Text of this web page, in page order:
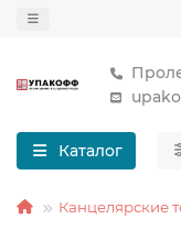
Каталог
Канцелярские